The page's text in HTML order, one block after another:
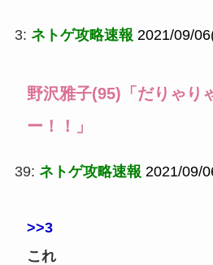
3: ネトゲ攻略速報 2021/09/
野沢雅子(95)「だりゃり
ー！！」
39: ネトゲ攻略速報 2021/09/
>>3
これ